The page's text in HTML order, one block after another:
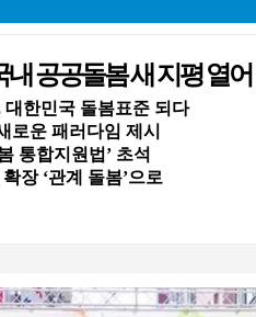
공공돌봄 새 지평 열어
한민국 돌봄표준 되다
운 패러다임 제시
통합지원법’ 초석
장 ‘관계 돌봄’으로